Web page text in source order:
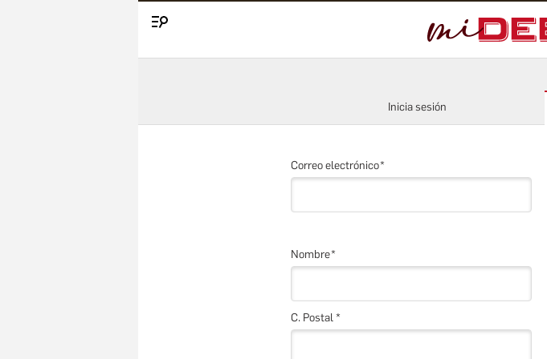
Inicia sesión
Correo electrónico
Nombre
C. Postal *